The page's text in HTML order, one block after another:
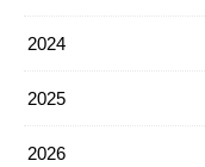
2024
2025
2026